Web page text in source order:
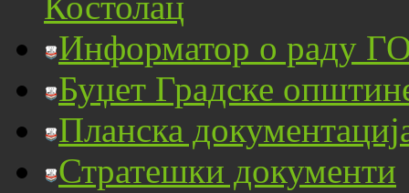
Информатор о раду
Буџет Градске
Планска
Стратешки документи